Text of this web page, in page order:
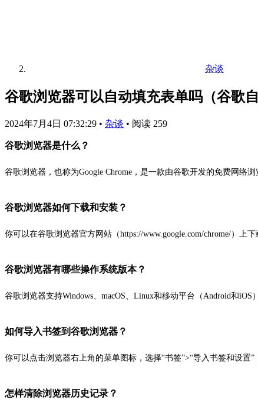
杂谈
谷歌浏览器可以自动填充表单吗（谷歌自
2024年7月4日 07:32:29 • 杂谈 • 阅读 259
谷歌浏览器是什么？
谷歌浏览器，也称为Google Chrome，是一款由谷歌开发的免费网络
谷歌浏览器如何下载和安装？
你可以在谷歌浏览器官方网站（https://www.google.com/chrome/）上
谷歌浏览器有哪些操作系统版本？
谷歌浏览器支持Windows、macOS、Linux和移动平台（Android和iOS
如何导入书签到谷歌浏览器？
你可以点击浏览器右上角的菜单图标，选择“书签”>“导入书签和设置”
怎样清除浏览器历史记录？